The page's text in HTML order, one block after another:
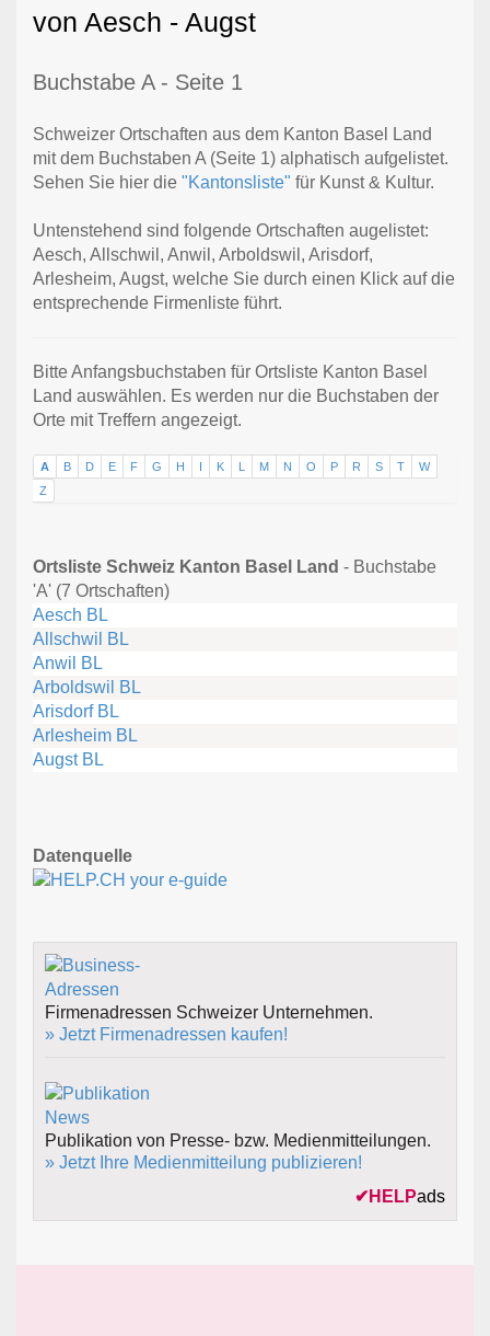
von Aesch - Augst
Buchstabe A - Seite 1
Schweizer Ortschaften aus dem Kanton Basel Land
mit dem Buchstaben A (Seite 1) alphatisch aufgelistet.
Sehen Sie hier die "Kantonsliste" für Kunst & Kultur.
Untenstehend sind folgende Ortschaften augelistet:
Aesch, Allschwil, Anwil, Arboldswil, Arisdorf,
Arlesheim, Augst, welche Sie durch einen Klick auf die
entsprechende Firmenliste führt.
Bitte Anfangsbuchstaben für Ortsliste Kanton Basel
Land auswählen. Es werden nur die Buchstaben der
Orte mit Treffern angezeigt.
A B D E F G H I K L M N O P R S T
W
Z
Ortsliste Schweiz Kanton Basel Land - Buchstabe
'A' (7 Ortschaften)
Aesch BL
Allschwil BL
Anwil BL
Arboldswil BL
Arisdorf BL
Arlesheim BL
Augst BL
Datenquelle
Firmenadressen Schweizer Unternehmen.
» Jetzt Firmenadressen kaufen!
Publikation von Presse- bzw. Medienmitteilungen.
» Jetzt Ihre Medienmitteilung publizieren!
✔ HELPads